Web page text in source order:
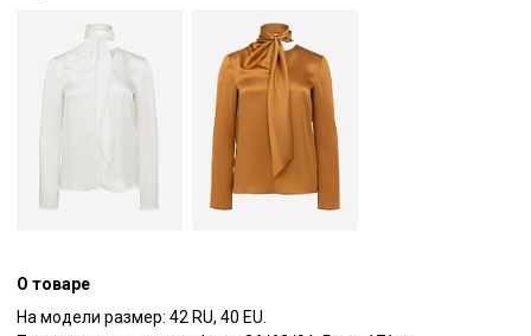
О товаре
На модели размер: 42 RU, 40 EU.